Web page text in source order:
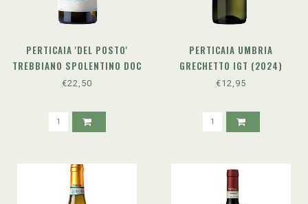
PERTICAIA 'DEL POSTO'
TREBBIANO SPOLENTINO DOC
(2023)
€22,50
PERTICAIA UMBRIA
GRECHETTO IGT (2024)
€12,95